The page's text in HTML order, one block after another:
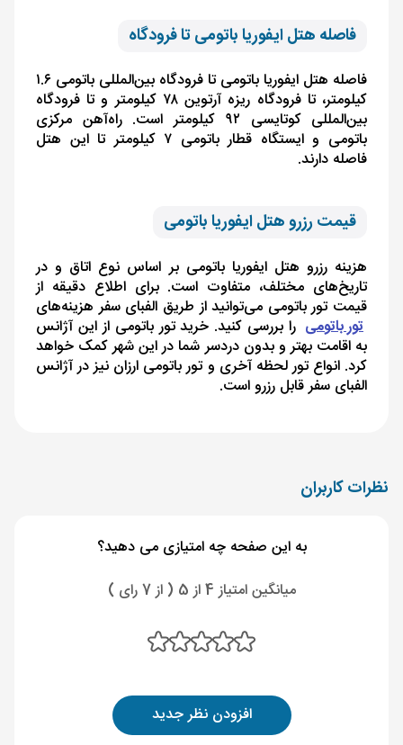
فاصله هتل ایفوریا باتومی تا فرودگاه
فاصله هتل ایفوریا باتومی تا فرودگاه بین‌المللی باتومی ۱.۶
کیلومتر، تا فرودگاه ریزه آرتوین ۷۸ کیلومتر و تا فرودگاه
بین‌المللی کوتایسی ۹۲ کیلومتر است. راه‌آهن مرکزی
باتومی و ایستگاه قطار باتومی ۷ کیلومتر تا این هتل
فاصله دارند.
قیمت رزرو هتل ایفوریا باتومی
هزینه رزرو هتل ایفوریا باتومی بر اساس نوع اتاق و در
تاریخ‌های مختلف، متفاوت است. برای اطلاع دقیقه از
قیمت تور باتومی می‌توانید از طریق الفبای سفر هزینه‌های
تور باتومی را بررسی کنید. خرید تور باتومی از این آژانس
به اقامت بهتر و بدون ‌دردسر شما در این شهر کمک خواهد
کرد. انواع تور لحظه آخری و تور باتومی ارزان نیز در آژانس
الفبای سفر قابل رزرو است.
نظرات کاربران
به این صفحه چه امتیازی می دهید؟
میانگین امتیاز 4 از 5 ( از 7 رای )
افزودن نظر جدید